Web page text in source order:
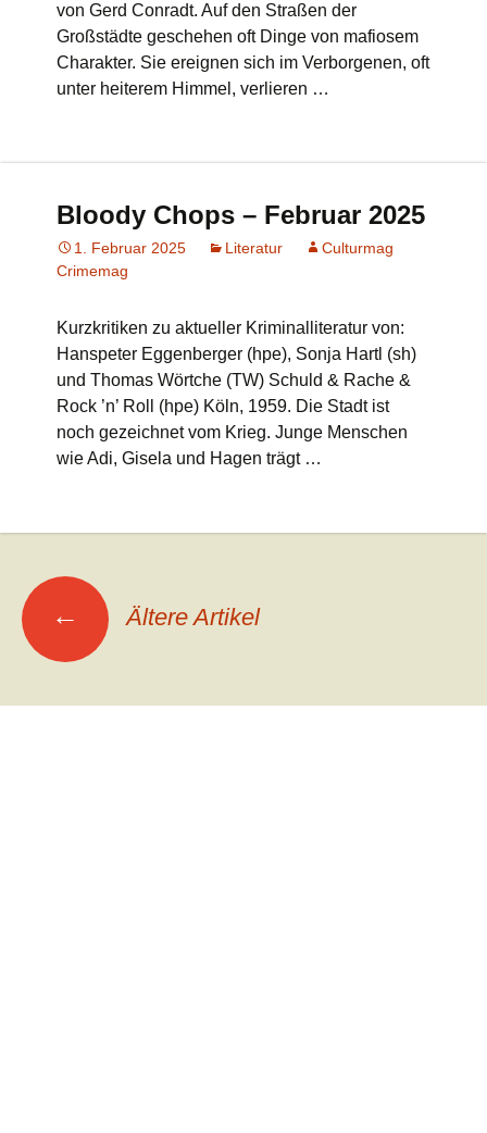
von Gerd Conradt. Auf den Straßen der
Großstädte geschehen oft Dinge von mafiosem
Charakter. Sie ereignen sich im Verborgenen, oft
unter heiterem Himmel, verlieren …
Bloody Chops – Februar 2025
1. Februar 2025 Literatur
Culturmag
Crimemag
Kurzkritiken zu aktueller Kriminalliteratur von:
Hanspeter Eggenberger (hpe), Sonja Hartl (sh)
und Thomas Wörtche (TW) Schuld & Rache &
Rock ’n’ Roll (hpe) Köln, 1959. Die Stadt ist
noch gezeichnet vom Krieg. Junge Menschen
wie Adi, Gisela und Hagen trägt …
Beitrags-
Navigation
← Ältere Artikel